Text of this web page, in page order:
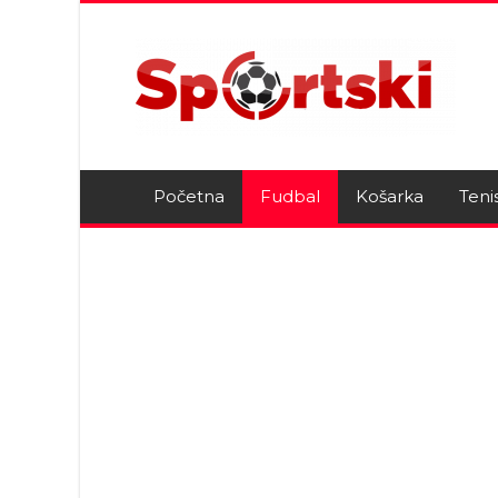
Početna Fudbal Košarka